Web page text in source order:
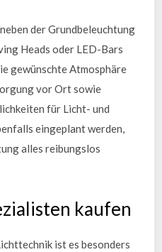
der Grundbeleuchtung
Heads oder LED-Bars
gewünschte Atmosphäre
vor Ort sowie
für Licht- und
eingeplant werden,
alles reibungslos
kaufen
ist es besonders